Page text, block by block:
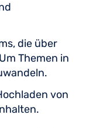
die über
Themen in
von